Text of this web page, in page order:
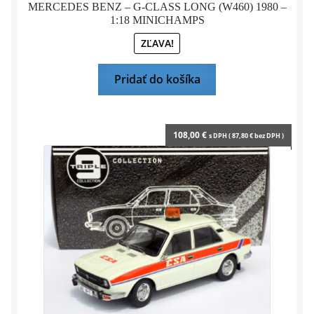
MERCEDES BENZ – G-CLASS LONG (W460) 1980 –
1:18 MINICHAMPS
ZĽAVA!
Pridať do košíka
108,00€ s DPH (87,80€bez DPH )